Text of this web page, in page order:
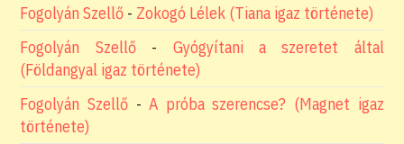
Fogolyán Szellő - Zokogó Lélek (Tiana igaz története)
Fogolyán Szellő- Gyógyítani a szeretet által
(Földangyal igaz története)
Fogolyán Szellő -A próba szerencse? (Magnet igaz
története)